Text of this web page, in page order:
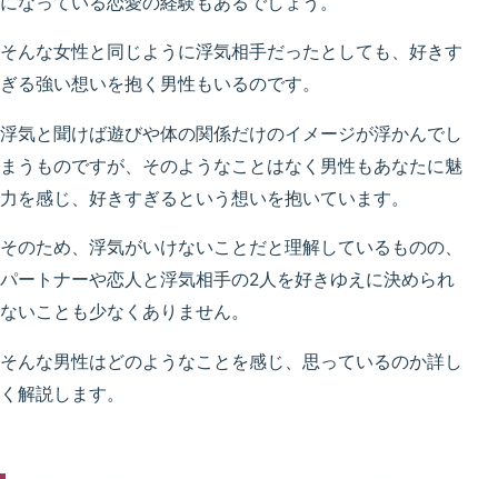
そんな女性と同じように浮気相手だったとしても、好きす
ぎる強い想いを抱く男性もいるのです。
浮気と聞けば遊びや体の関係だけのイメージが浮かんでし
まうものですが、そのようなことはなく男性もあなたに魅
力を感じ、好きすぎるという想いを抱いています。
そのため、浮気がいけないことだと理解しているものの、
パートナーや恋人と浮気相手の2人を好きゆえに決められ
ないことも少なくありません。
そんな男性はどのようなことを感じ、思っているのか詳し
く解説します。